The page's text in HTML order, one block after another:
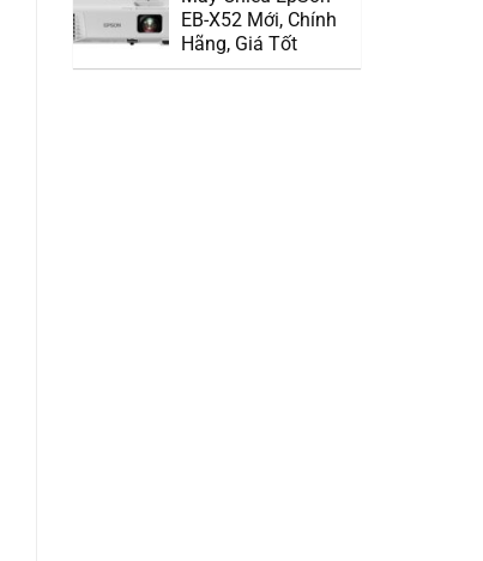
750.000 ₫.là:
700.000 ₫.
EB-X52 Mới, Chính
Hãng, Giá Tốt